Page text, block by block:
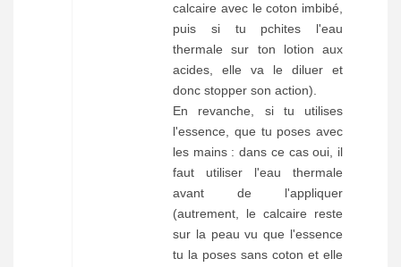
calcaire avec le coton imbibé,
puis si tu pchites l'eau
thermale sur ton lotion aux
acides, elle va le diluer et
donc stopper son action).
En revanche, si tu utilises
l'essence, que tu poses avec
les mains : dans ce cas oui, il
faut utiliser l'eau thermale
avant de l'appliquer
(autrement, le calcaire reste
sur la peau vu que l'essence
tu la poses sans coton et elle